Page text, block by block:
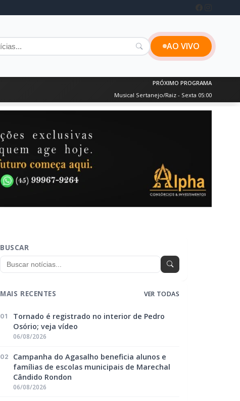
AO VIVO
PRÓXIMO PROGRAMA
Musical Sertanejo/Raiz - Sexta 05:00
BUSCAR
MAIS RECENTES VER TODAS
01
Tornado é registrado no interior de Pedro
Osório; veja vídeo
06/08/2026
02
Campanha do Agasalho beneficia alunos e
famílias de escolas municipais de Marechal
Cândido Rondon
06/08/2026